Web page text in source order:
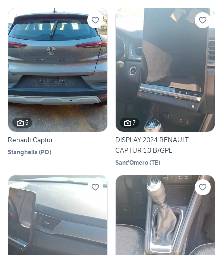
5
Renault Captur
Stanghella (PD)
7
DISPLAY 2024 RENAULT
CAPTUR 1.0 B/GPL
Sant'Omero(TE)